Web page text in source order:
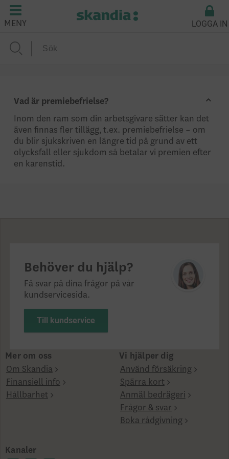
MENY LOGGA IN
Vad är premiebefrielse?
Inom den ram som din arbetsgivare sätter kan det
även finnas fler tillägg, t.ex. premiebefrielse – om
du blir sjukskriven en längre tid på grund av ett
olycksfall eller sjukdom så betalar vi premien efter
en karenstid.
Behöver du hjälp?
Få svar på dina frågor på vår
kundservicesida.
Till kundservice
Mer om oss
Om Skandia
Finansiell info
Hållbarhet
Vi hjälper dig
Använd försäkring
Spärra kort
Anmäl bedrägeri
Frågor & svar
Boka rådgivning
Kanaler